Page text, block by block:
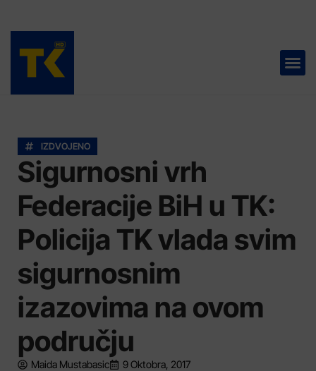
IZDVOJENO
Sigurnosni vrh
Federacije BiH u TK:
Policija TK vlada svim
sigurnosnim
izazovima na ovom
području
Maida Mustabasic 9 Oktobra, 2017